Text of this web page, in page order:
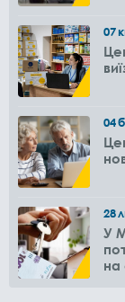
07
04
28
У
на